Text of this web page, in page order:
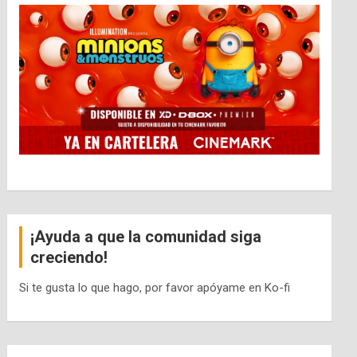
¡Ayuda a que la comunidad siga
creciendo!
Si te gusta lo que hago, por favor apóyame en Ko-fi